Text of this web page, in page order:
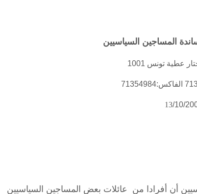
المساجين السياسيين
13/10/
أن أفرادا من عائلات بعض المساجين السياسيين